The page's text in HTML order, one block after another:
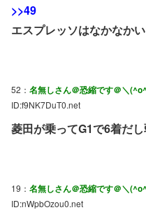
>>49
エスプレッソはなかなか
52： 名無しさん＠恐縮です＠＼
ID:f9NK7DuT0.net
菱田が乗ってG1で6着だ
19： 名無しさん＠恐縮です＠＼
ID:nWpbOzou0.net